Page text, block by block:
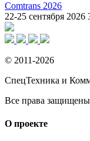
Comtrans 2026
22-25 сентября 2026
© 2011-2026
СпецТехника и
Все права
О проекте